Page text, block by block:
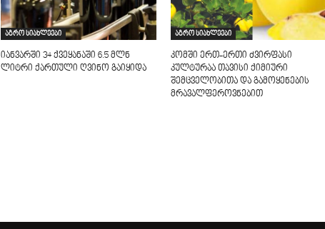
აგრო სიახლეები
იანვარში 34 ქვეყანაში 6.5 მლნ
ლიტრი ქართული ღვინო გაიყიდა
აგრო სიახლეები
კომში ერთ-ერთი ძვირფასი
კულტურაა თავისი ქიმიური
შემცველობითა და გამო­ყენების
მრავალფეროვნებით